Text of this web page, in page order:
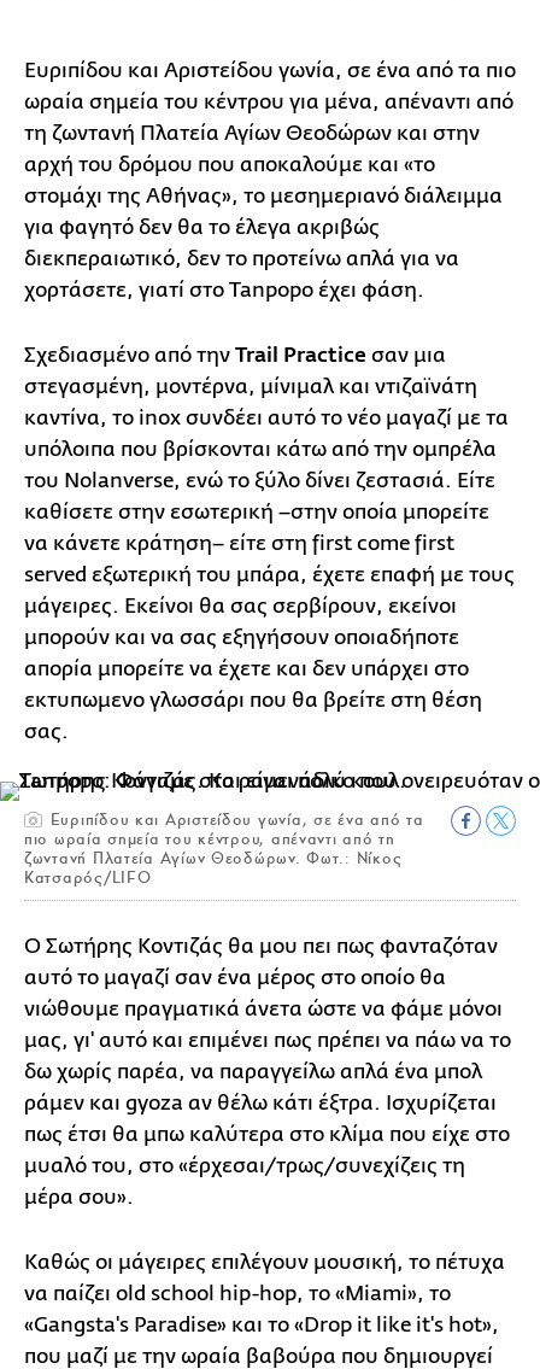
Ευριπίδου και Αριστείδου γωνία, σε ένα από τα πιο
ωραία σημεία του κέντρου για μένα, απέναντι από
τη ζωντανή Πλατεία Αγίων Θεοδώρων και στην
αρχή του δρόμου που αποκαλούμε και «το
στομάχι της Αθήνας», το μεσημεριανό διάλειμμα
για φαγητό δεν θα το έλεγα ακριβώς
διεκπεραιωτικό, δεν το προτείνω απλά για να
χορτάσετε, γιατί στο Tanpopo έχει φάση.
Σχεδιασμένο από την Trail Practice σαν μια
στεγασμένη, μοντέρνα, μίνιμαλ και ντιζαϊνάτη
καντίνα, το inox συνδέει αυτό το νέο μαγαζί με τα
υπόλοιπα που βρίσκονται κάτω από την ομπρέλα
του Nolanverse, ενώ το ξύλο δίνει ζεστασιά. Είτε
καθίσετε στην εσωτερική –στην οποία μπορείτε
να κάνετε κράτηση– είτε στη first come first
served εξωτερική του μπάρα, έχετε επαφή με τους
μάγειρες. Εκείνοι θα σας σερβίρουν, εκείνοι
μπορούν και να σας εξηγήσουν οποιαδήποτε
απορία μπορείτε να έχετε και δεν υπάρχει στο
εκτυπωμενο γλωσσάρι που θα βρείτε στη θέση
σας.
Ευριπίδου και Αριστείδου γωνία, σε ένα από τα
πιο ωραία σημεία του κέντρου, απέναντι από τη
ζωντανή Πλατεία Αγίων Θεοδώρων. Φωτ.: Νίκος
Κατσαρός/LIFO
Ο Σωτήρης Κοντιζάς θα μου πει πως φανταζόταν
αυτό το μαγαζί σαν ένα μέρος στο οποίο θα
νιώθουμε πραγματικά άνετα ώστε να φάμε μόνοι
μας, γι' αυτό και επιμένει πως πρέπει να πάω να το
δω χωρίς παρέα, να παραγγείλω απλά ένα μπολ
ράμεν και gyoza αν θέλω κάτι έξτρα. Ισχυρίζεται
πως έτσι θα μπω καλύτερα στο κλίμα που είχε στο
μυαλό του, στο «έρχεσαι/τρως/συνεχίζεις τη
μέρα σου».
Καθώς οι μάγειρες επιλέγουν μουσική, το πέτυχα
να παίζει old school hip-hop, το «Miami», το
«Gangsta's Paradise» και το «Drop it like it's hot»,
που μαζί με την ωραία βαβούρα που δημιουργεί